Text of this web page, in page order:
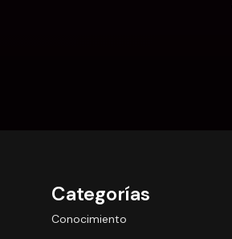
Categorías
Conocimiento